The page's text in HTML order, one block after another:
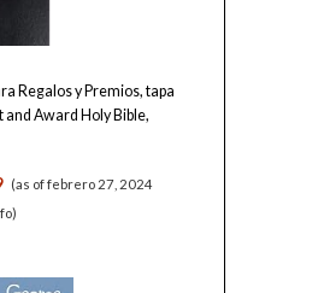
Regalos y Premios, tapa
and Award Holy Bible,
(as of febrero 27, 2024
)